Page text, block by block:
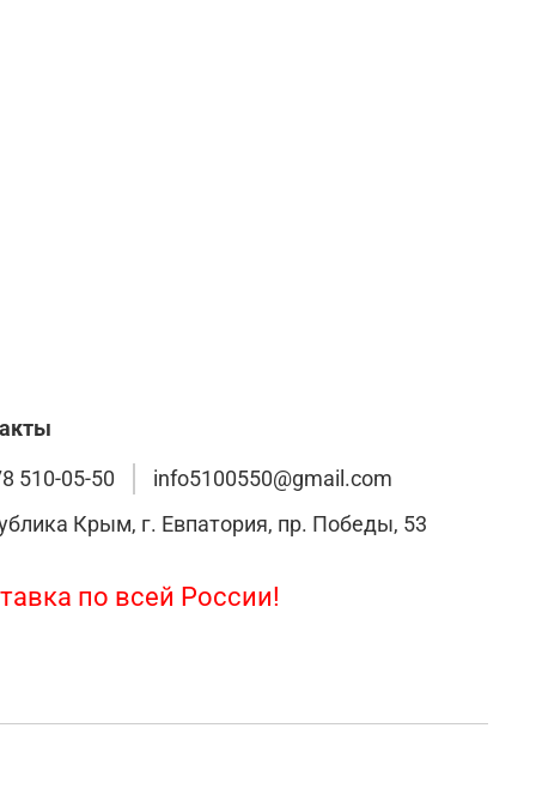
510-05-50
info5100550@gmail.com
Крым, г. Евпатория, пр. Победы, 53
по всей России!